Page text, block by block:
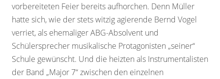
vorbereiteten Feier bereits aufhorchen. Denn Müller
hatte sich, wie der stets witzig agierende Bernd Vogel
verriet, als ehemaliger ABG-Absolvent und
Schülersprecher musikalische Protagonisten „seiner“
Schule gewünscht. Und die heizten als Instrumentalisten
der Band „Major 7“ zwischen den einzelnen